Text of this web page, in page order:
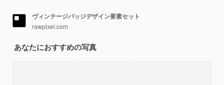
ヴィンテージバッジデザイン要素セット
rawpixel.com
あなたにおすすめの写真